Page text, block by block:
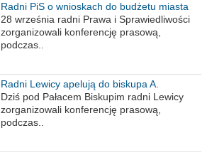
Radni PiS o wnioskach do budżetu miasta
na 2021 rok
28 września radni Prawa i Sprawiedliwości
zorganizowali konferencję prasową,
podczas..
Radni Lewicy apelują do biskupa A.
Wiesława Meringa
Dziś pod Pałacem Biskupim radni Lewicy
zorganizowali konferencję prasową,
podczas..